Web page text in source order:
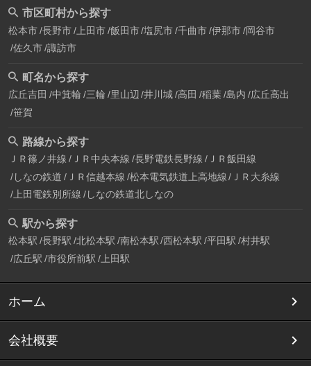
市区町村から探す
松本市 長野市 上田市 飯田市 塩尻市 千曲市 伊那市 岡谷市
佐久市 諏訪市
町名から探す
広丘吉田 中箕輪 三輪 里山辺 井川城 高田 稲葉 島内 広丘高出
笹賀
路線から探す
ＪＲ篠ノ井線 ＪＲ中央本線 長野電鉄長野線 ＪＲ飯田線
しなの鉄道 ＪＲ信越本線 松本電気鉄道上高地線
ＪＲ大糸線
上田電鉄別所線 しなの鉄道北しなの
駅から探す
松本駅 長野駅 北松本駅 南松本駅 西松本駅 平田駅 村井駅
広丘駅 市役所前駅 上田駅
ホーム
会社概要